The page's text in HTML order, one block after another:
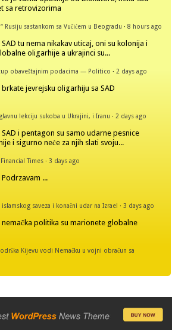
sa retrovizorima
Rusiju sastankom sa Vučićem u Beogradu ·8 hours ago
SAD tu nema nikakav uticaj, oni su kolonija i
oligarhije a ukrajinci su...
obaveštajnim podacima — Politico · 2 days ago
brkate jevrejsku oligarhiju sa SAD
lekciju sukoba u Ukrajini, i Iranu · 2 days ago
SAD i pentagon su samo udarne pesnice
i sigurno neće za njih slati svoju...
Times ·3 days ago
Podrzavam ...
saveza i konačni udar na Izrael ·3 days ago
nemačka politika su marionete globalne
Kijevu vodi Nemačku u vojni obračun sa